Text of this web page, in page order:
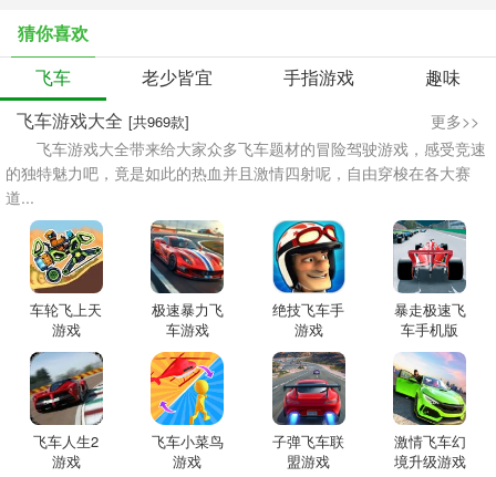
猜你喜欢
飞车
老少皆宜 手指游戏
趣味
飞车游戏大全 [共969款]
更多>>
飞车游戏大全带来给大家众多飞车题材的冒险驾驶游戏，感受竞速
的独特魅力吧，竟是如此的热血并且激情四射呢，自由穿梭在各大赛
道...
车轮飞上天
游戏
极速暴力飞
车游戏
绝技飞车手
游戏
暴走极速飞
车手机版
飞车人生2
游戏
飞车小菜鸟
游戏
子弹飞车联
盟游戏
激情飞车幻
境升级游戏